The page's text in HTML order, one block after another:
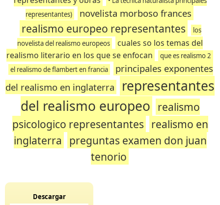
representantes)
novelista morboso frances
realismo europeo representantes
los
novelista del realismo europeos
cuales so los temas del
realismo literario en los que se enfocan
que es realismo 2
el realismo de flambert en francia
principales exponentes
del realismo en inglaterra
representantes
del realismo europeo realismo
psicologico representantes realismo en
inglaterra preguntas examen don juan
tenorio
Descargar